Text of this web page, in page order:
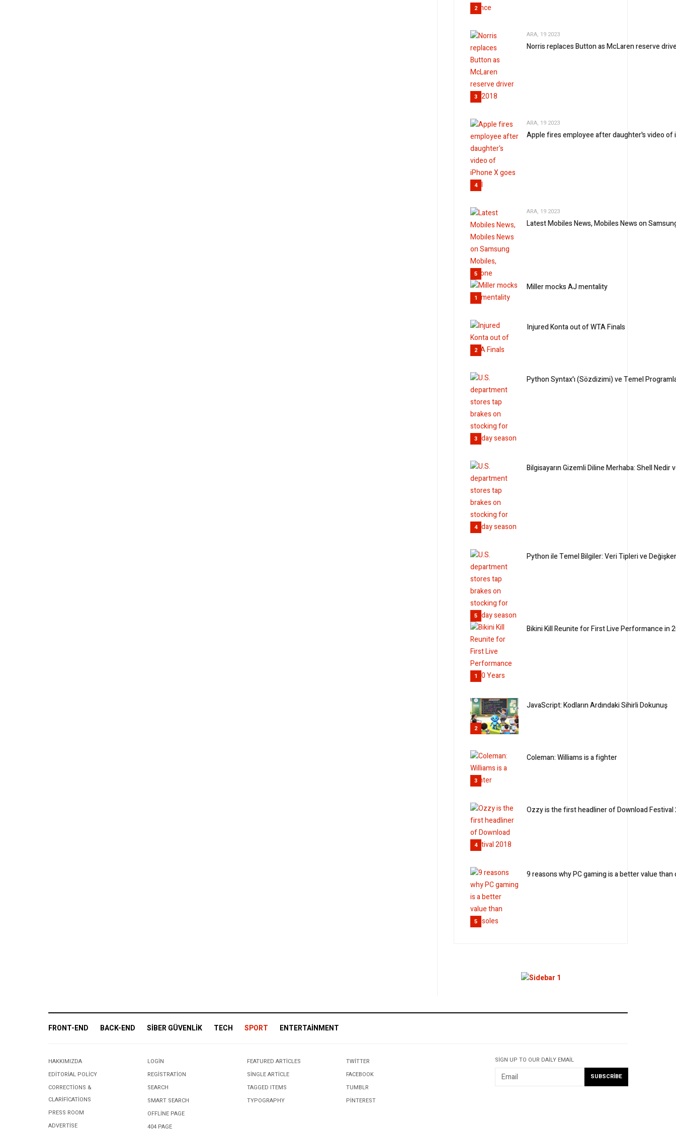
2
3
ARA, 19 2023
Norris replaces Button as McLaren reserve
4
ARA, 19 2023
Apple fires employee after daughter's video of
5
ARA, 19 2023
Latest Mobiles News, Mobiles News on
1
Miller mocks AJ mentality
2
Injured Konta out of WTA Finals
3
Python Syntax'ı (Sözdizimi) ve Temel
4
Bilgisayarın Gizemli Diline Merhaba: Shell Nedir
5
Python ile Temel Bilgiler: Veri Tipleri ve
1
Bikini Kill Reunite for First Live Performance in
2
JavaScript: Kodların Ardındaki Sihirli Dokunuş
3
Coleman: Williams is a fighter
4
Ozzy is the first headliner of Download Festival
5
9 reasons why PC gaming is a better value
FRONT-END BACK-END SIBER GÜVENLIK TECH SPORT ENTERTAINMENT
HAKKIMIZDA
EDITORIAL POLICY
CORRECTIONS &
CLARIFICATIONS
PRESS ROOM
ADVERTISE
LOGIN
REGISTRATION
SEARCH
SMART SEARCH
OFFLINE PAGE
404 PAGE
FEATURED ARTICLES
SINGLE ARTICLE
TAGGED ITEMS
TYPOGRAPHY
TWITTER
FACEBOOK
TUMBLR
PINTEREST
SIGN UP TO OUR DAILY EMAIL